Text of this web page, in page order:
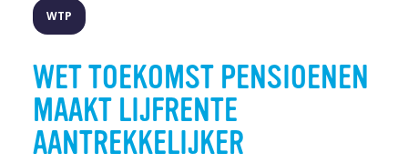
WTP
WET TOEKOMST PENSIOENEN
MAAKT LIJFRENTE
AANTREKKELIJKER